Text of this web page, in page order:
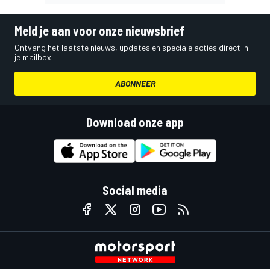
Meld je aan voor onze nieuwsbrief
Ontvang het laatste nieuws, updates en speciale acties direct in
je mailbox.
ABONNEER
Download onze app
Social media